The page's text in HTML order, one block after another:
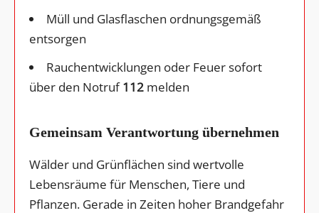
Müll und Glasflaschen ordnungsgemäß
entsorgen
Rauchentwicklungen oder Feuer sofort
über den Notruf112 melden
Gemeinsam Verantwortung übernehmen
Wälder und Grünflächen sind wertvolle
Lebensräume für Menschen, Tiere und
Pflanzen. Gerade in Zeiten hoher Brandgefahr